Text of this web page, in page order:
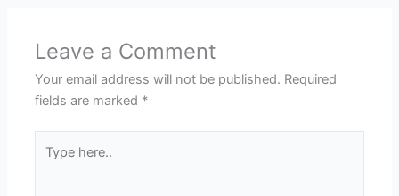
Leave a Comment
Your email address will not be published. Required
fields are marked *
here..